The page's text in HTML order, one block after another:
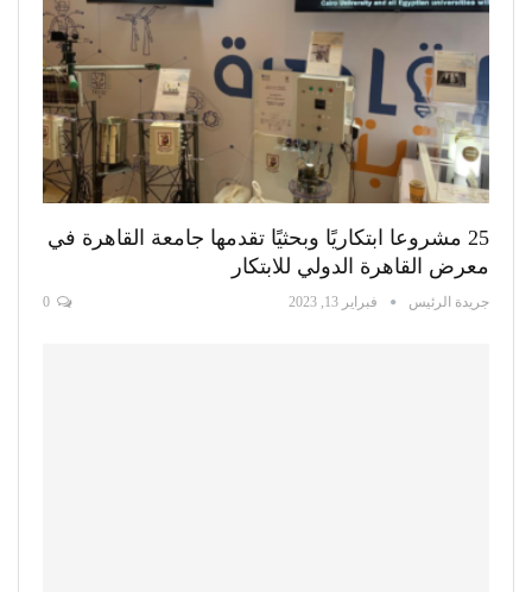
25 مشروعا ابتكاريًا وبحثيًا تقدمها جامعة القاهرة في
معرض القاهرة الدولي للابتكار
جريدة الرئيس فبراير 13, 2023